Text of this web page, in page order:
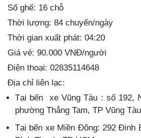
Số ghế: 16 chỗ
Thời lượng: 84 chuyến/ngày
Thời gian xuất phát: 04:20
Giá vé: 90.000 VNĐ/người
Điện thoại: 02835114648
Địa chỉ liên lạc:
Tại bến xe Vũng Tàu : số 192,
phường Thắng Tam, TP Vũng Tàu
Tại bến xe Miền Đông: 292 Đinh